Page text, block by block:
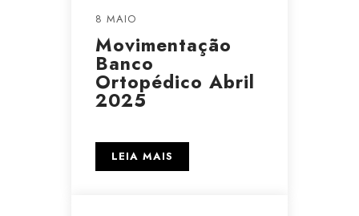
8 MAIO
Movimentação
Banco
Ortopédico Abril
2025
LEIA MAIS